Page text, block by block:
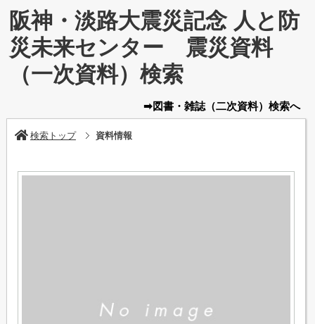
阪神・淡路大震災記念 人と防
災未来センター 震災資料
（一次資料）検索
➡図書・雑誌（二次資料） 検索へ
検索トップ 資料情報